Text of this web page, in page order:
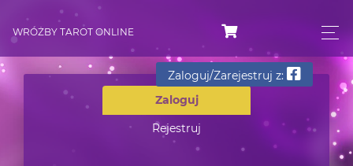
WRÓŻBY TAROT ONLINE
Zaloguj
Rejestruj
Zaloguj/Zarejestruj z: